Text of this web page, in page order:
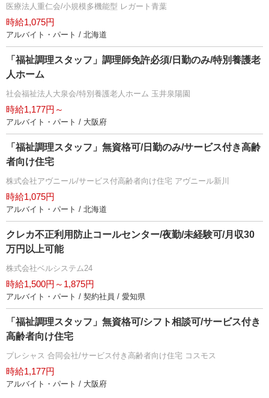
医療法人重仁会/小規模多機能型 レガート青葉
時給1,075円
アルバイト・パート / 北海道
「福祉調理スタッフ」調理師免許必須/日勤のみ/特別養護老
人ホーム
社会福祉法人大泉会/特別養護老人ホーム 玉井泉陽園
時給1,177円～
アルバイト・パート / 大阪府
「福祉調理スタッフ」無資格可/日勤のみ/サービス付き高齢
者向け住宅
株式会社アヴニール/サービス付高齢者向け住宅 アヴニール新川
時給1,075円
アルバイト・パート / 北海道
クレカ不正利用防止コールセンター/夜勤/未経験可/月収30
万円以上可能
株式会社ベルシステム24
時給1,500円～1,875円
アルバイト・パート / 契約社員 / 愛知県
「福祉調理スタッフ」無資格可/シフト相談可/サービス付き
高齢者向け住宅
プレシャス 合同会社/サービス付き高齢者向け住宅 コスモス
時給1,177円
アルバイト・パート / 大阪府